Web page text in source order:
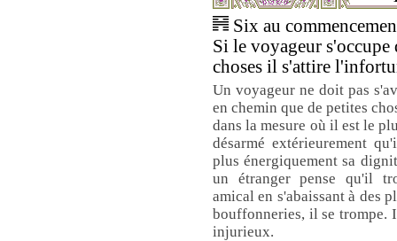
Six au
Si le voyageur s'occupe
choses il s'attire
Un voyageur ne doit pas
en chemin que de petites
dans la mesure où il est le
désarmé extérieurement
plus énergiquement sa
un étranger pense qu'il
amical en s'abaissant à des
bouffonneries, il se trompe.
injurieux.